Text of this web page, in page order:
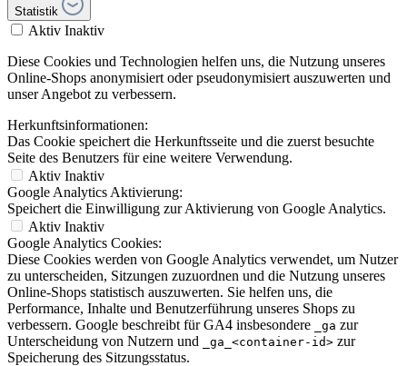
Statistik
Aktiv Inaktiv
Diese Cookies und Technologien helfen uns, die Nutzung unseres
Online-Shops anonymisiert oder pseudonymisiert auszuwerten und
unser Angebot zu verbessern.
Herkunftsinformationen:
Das Cookie speichert die Herkunftsseite und die zuerst besuchte
Seite des Benutzers für eine weitere Verwendung.
Aktiv Inaktiv
Google Analytics Aktivierung:
Speichert die Einwilligung zur Aktivierung von Google Analytics.
Aktiv Inaktiv
Google Analytics Cookies:
Diese Cookies werden von Google Analytics verwendet, um Nutzer
zu unterscheiden, Sitzungen zuzuordnen und die Nutzung unseres
Online-Shops statistisch auszuwerten. Sie helfen uns, die
Performance, Inhalte und Benutzerführung unseres Shops zu
verbessern. Google beschreibt für GA4 insbesondere
_ga zur
Unterscheidung von Nutzern und
_ga_<container-id> zur
Speicherung des Sitzungsstatus.